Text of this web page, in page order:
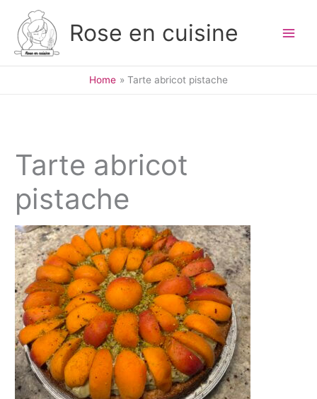
content
Rose en cuisine
Home Tarte abricot pistache
Tarte abricot
pistache